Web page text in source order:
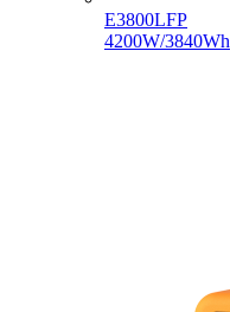
E3800LFP
4200W/3840Wh